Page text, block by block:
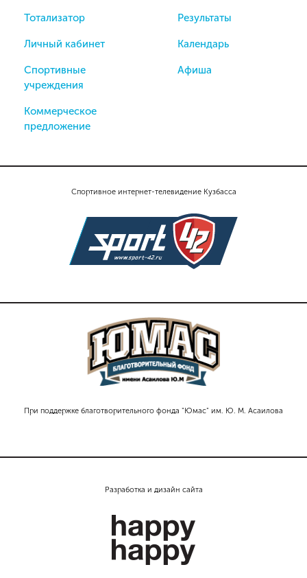
Спортивное интернет-телевидение Кузбасса
При поддержке благотворительного фонда "Юмас" им. Ю. М. Асаилова
Тотализатор
Личный кабинет
Спортивные
учреждения
Коммерческое
предложение
Результаты
Календарь
Афиша
Разработка и дизайн сайта